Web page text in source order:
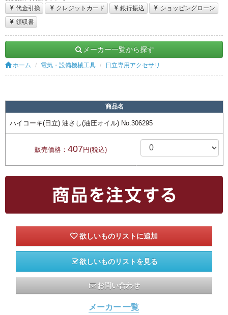
代金引換
クレジットカード 銀行振込
ショッピングローン
領収書
メーカー一覧から探す
ホーム 電気・設備機械工具 日立専用アクセサリ
商品名
ハイコーキ(日立) 油さし(油圧オイル) No.306295
販売価格： 407円(税込)
欲しいものリストを見る
お問い合わせ
メーカー 一覧